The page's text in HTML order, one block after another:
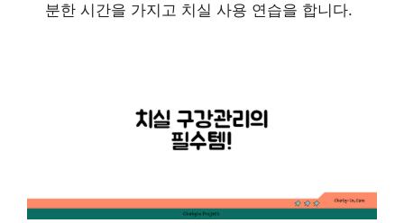
분한 시간을 가지고 치실 사용 연습을 합니다.